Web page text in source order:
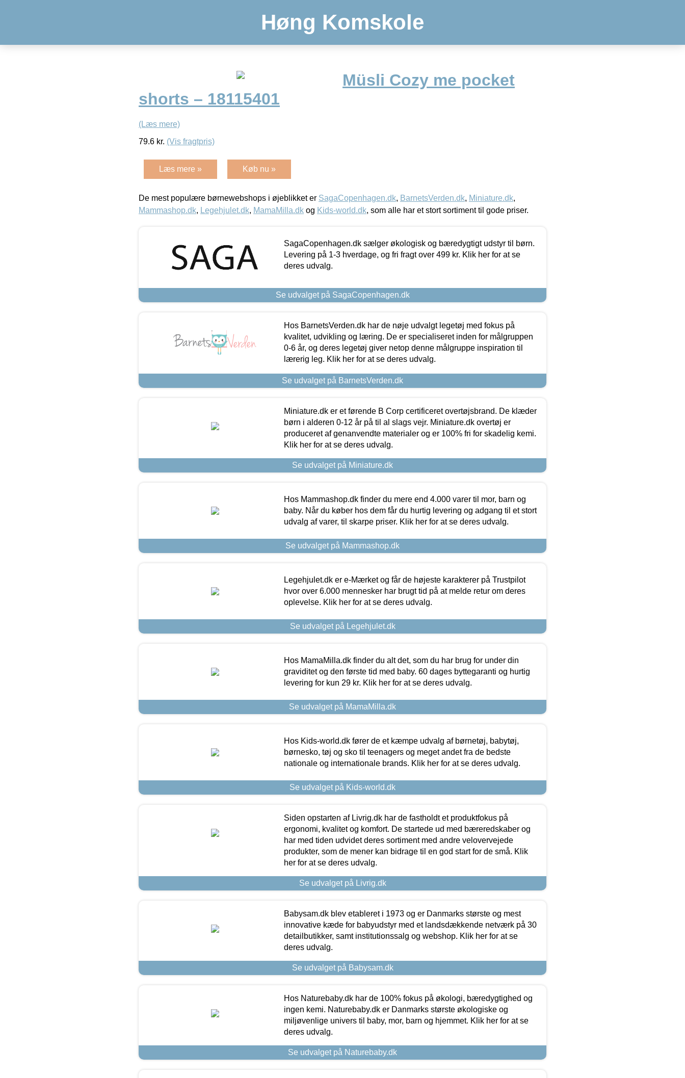
Høng Komskole
Müsli Cozy me pocket
shorts – 18115401
(Læs mere)
79.6 kr. (Vis fragtpris)
Læs mere » Køb nu »
De mest populære børnewebshops i øjeblikket er SagaCopenhagen.dk, BarnetsVerden.dk, Miniature.dk,
Mammashop.dk, Legehjulet.dk, MamaMilla.dk og Kids-world.dk, som alle har et stort sortiment til gode priser.
SagaCopenhagen.dk sælger økologisk og bæredygtigt udstyr til børn.
Levering på 1-3 hverdage, og fri fragt over 499 kr. Klik her for at se
deres udvalg.
Se udvalget på SagaCopenhagen.dk
Hos BarnetsVerden.dk har de nøje udvalgt legetøj med fokus på
kvalitet, udvikling og læring. De er specialiseret inden for målgruppen
0-6 år, og deres legetøj giver netop denne målgruppe inspiration til
lærerig leg. Klik her for at se deres udvalg.
Se udvalget på BarnetsVerden.dk
Miniature.dk er et førende B Corp certificeret overtøjsbrand. De klæder
børn i alderen 0-12 år på til al slags vejr. Miniature.dk overtøj er
produceret af genanvendte materialer og er 100% fri for skadelig kemi.
Klik her for at se deres udvalg.
Se udvalget på Miniature.dk
Hos Mammashop.dk finder du mere end 4.000 varer til mor, barn og
baby. Når du køber hos dem får du hurtig levering og adgang til et stort
udvalg af varer, til skarpe priser. Klik her for at se deres udvalg.
Se udvalget på Mammashop.dk
Legehjulet.dk er e-Mærket og får de højeste karakterer på Trustpilot
hvor over 6.000 mennesker har brugt tid på at melde retur om deres
oplevelse. Klik her for at se deres udvalg.
Se udvalget på Legehjulet.dk
Hos MamaMilla.dk finder du alt det, som du har brug for under din
graviditet og den første tid med baby. 60 dages byttegaranti og hurtig
levering for kun 29 kr. Klik her for at se deres udvalg.
Se udvalget på MamaMilla.dk
Hos Kids-world.dk fører de et kæmpe udvalg af børnetøj, babytøj,
børnesko, tøj og sko til teenagers og meget andet fra de bedste
nationale og internationale brands. Klik her for at se deres udvalg.
Se udvalget på Kids-world.dk
Siden opstarten af Livrig.dk har de fastholdt et produktfokus på
ergonomi, kvalitet og komfort. De startede ud med bæreredskaber og
har med tiden udvidet deres sortiment med andre velovervejede
produkter, som de mener kan bidrage til en god start for de små. Klik
her for at se deres udvalg.
Se udvalget på Livrig.dk
Babysam.dk blev etableret i 1973 og er Danmarks største og mest
innovative kæde for babyudstyr med et landsdækkende netværk på 30
detailbutikker, samt institutionssalg og webshop. Klik her for at se
deres udvalg.
Se udvalget på Babysam.dk
Hos Naturebaby.dk har de 100% fokus på økologi, bæredygtighed og
ingen kemi. Naturebaby.dk er Danmarks største økologiske og
miljøvenlige univers til baby, mor, barn og hjemmet. Klik her for at se
deres udvalg.
Se udvalget på Naturebaby.dk